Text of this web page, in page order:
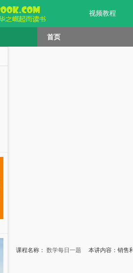
视频教程
首页
课程名称： 数学每日一题 本讲内容：销售